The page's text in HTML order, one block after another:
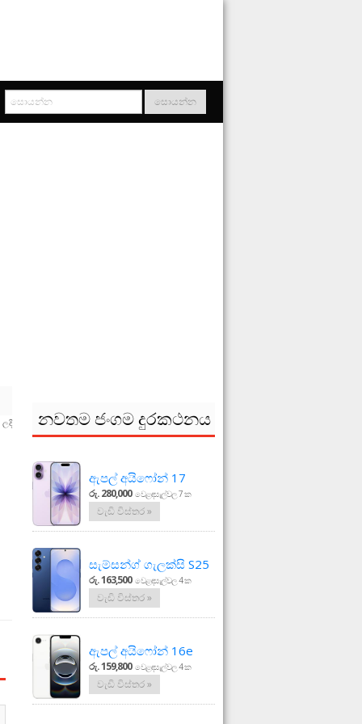
සොයන්න
නවතම ජංගම දුරකථනය
ඇපල් අයිෆෝන් 17
රු. 280,000 වෙළඳසැල්වල 7 ක
වැඩි විස්තර »
සැම්සන්ග් ගැලක්සි S25
රු. 163,500 වෙළඳසැල්වල 4 ක
වැඩි විස්තර »
ඇපල් අයිෆෝන් 16e
රු. 159,800 වෙළඳසැල්වල 4 ක
වැඩි විස්තර »